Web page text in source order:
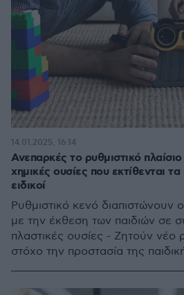
Ανεπαρκές το ρυθμιστικό πλαίσιο
χημικές ουσίες που εκτίθενται τα
ειδικοί
Ρυθμιστικό κενό διαπιστώνουν
με την έκθεση των παιδιών σε
πλαστικές ουσίες - Ζητούν νέο
στόχο την προστασία της
14.01.2025, 16:14